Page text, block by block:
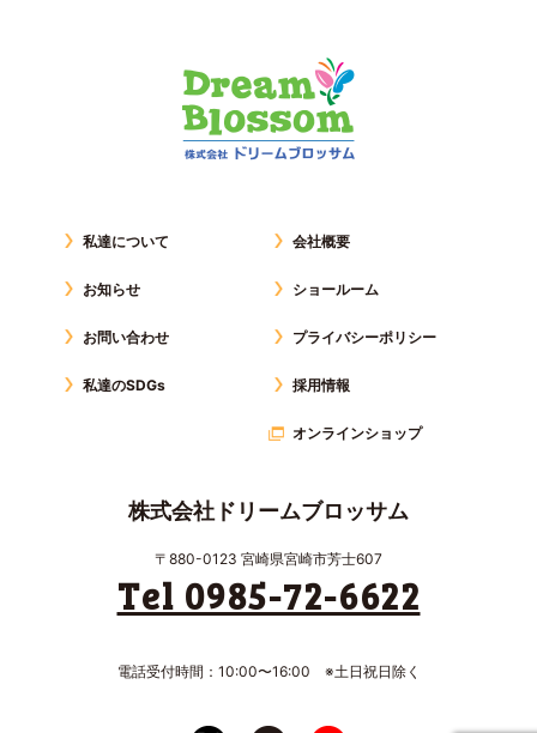
私達について
お知らせ
お問い合わせ
私達のSDGs
会社概要
ショールーム
プライバシーポリシー
採用情報
オンラインショップ
株式会社ドリームブロッサム
〒880-0123 宮崎県宮崎市芳士607
Tel 0985-72-6622
電話受付時間：10:00〜16:00 ※土日祝日除く